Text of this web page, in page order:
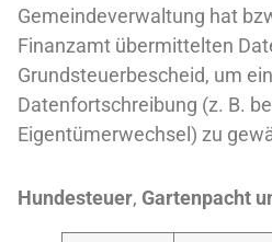
Gemeindeverwaltung hat
Finanzamt übermittelten
Grundsteuerbescheid, um
Datenfortschreibung (z. B.
Eigentümerwechsel) zu
Hundesteuer, Gartenpacht